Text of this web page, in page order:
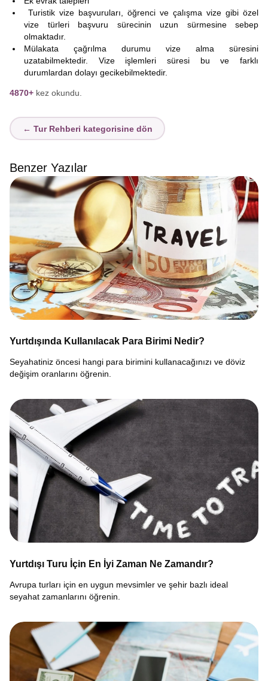
Turistik vize başvuruları, öğrenci ve çalışma vize gibi özel
vize türleri başvuru sürecinin uzun sürmesine sebep
olmaktadır.
Mülakata çağrılma durumu vize alma süresini
uzatabilmektedir. Vize işlemleri süresi bu ve farklı
durumlardan dolayı gecikebilmektedir.
4870+ kez okundu.
← Tur Rehberi kategorisine dön
Benzer Yazılar
Yurtdışında Kullanılacak Para Birimi Nedir?
Seyahatiniz öncesi hangi para birimini kullanacağınızı ve döviz
değişim oranlarını öğrenin.
Yurtdışı Turu İçin En İyi Zaman Ne Zamandır?
Avrupa turları için en uygun mevsimler ve şehir bazlı ideal
seyahat zamanlarını öğrenin.